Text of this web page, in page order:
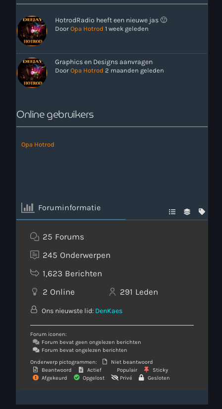
Wil jij ook een eigen programma? Meld je dan aan bij het
knettergekke en toch serieuze team van HotrodRadio. Of
klik in het menu op Contact.
Nieuws
HotrodRadio heeft een nieuwe jas 🙂
Door Opa Hotrod 1 week geleden
Graphics en Designs aanvragen
Door Opa Hotrod 2 maanden geleden
Online gebruikers
Opa Hotrod
Foruminformatie
25 Forums
245 Onderwerpen
1,623 Berichten
2 Online 291 Leden
Ons nieuwste lid: DenKaes
Forum iconen:
Forum bevat geen ongelezen berichten
Forum bevat ongelezen berichten
Onderwerp pictogrammen:
Niet beantwoord
Beantwoord
Actief Populair
Sticky
Afgekeurd
Opgelost Privé Gesloten